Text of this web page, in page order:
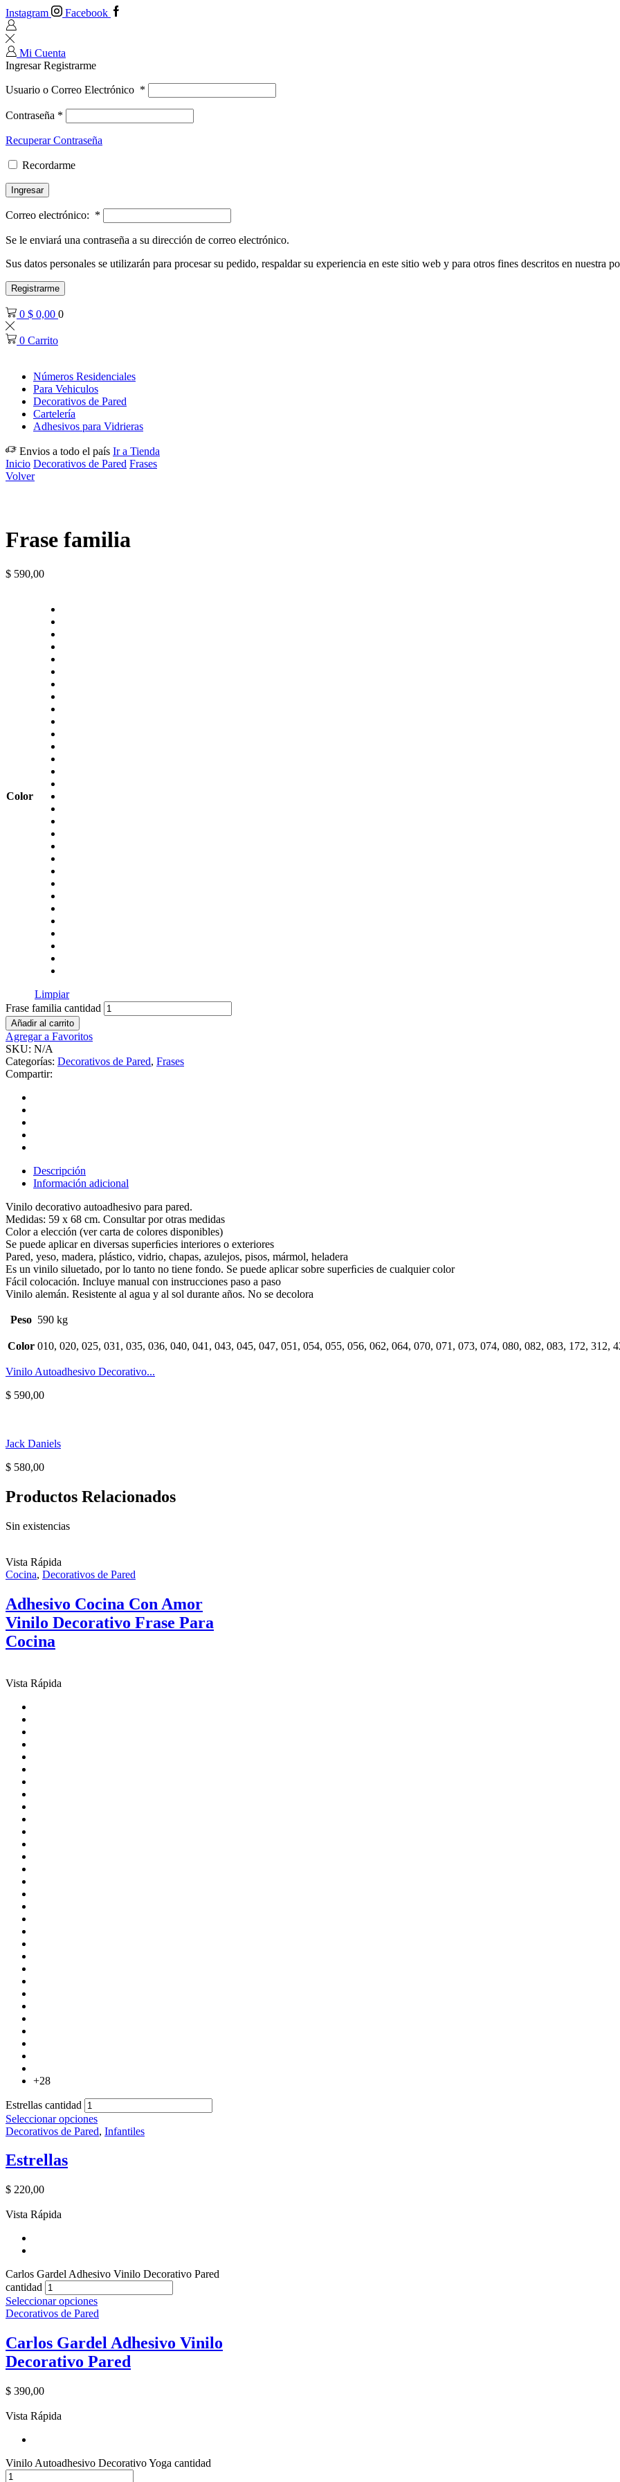
Instagram Facebook
Mi Cuenta
IngresarRegistrarme
Usuario o Correo Electrónico *
Contraseña *
Recuperar Contraseña
Recordarme
Ingresar
Correo electrónico: *
Se le enviará una contraseña a su dirección de correo electrónico.
Sus datos personales se utilizarán para procesar su pedido, respaldar su experiencia en este sitio web y para otros fines descritos en nuestra
Registrarme
0 $ 0,00 0
0 Carrito
Números Residenciales
Para Vehiculos
Decorativos de Pared
Cartelería
Adhesivos para Vidrieras
Envios a todo el país Ir a Tienda
Inicio Decorativos de Pared Frases
Volver
Frase familia
$ 590,00
Color
Limpiar
Frase familia cantidad
Añadir al carrito
Agregar a Favoritos
SKU: N/A
Categorías: Decorativos de Pared, Frases
Compartir:
Descripción
Información adicional
Vinilo decorativo autoadhesivo para pared.
Medidas: 59 x 68 cm. Consultar por otras medidas
Color a elección (ver carta de colores disponibles)
Se puede aplicar en diversas superﬁcies interiores o exteriores
Pared, yeso, madera, plástico, vidrio, chapas, azulejos, pisos, mármol, heladera
Es un vinilo siluetado, por lo tanto no tiene fondo. Se puede aplicar sobre superﬁcies de cualquier color
Fácil colocación. Incluye manual con instrucciones paso a paso
Vinilo alemán. Resistente al agua y al sol durante años. No se decolora
Peso 590 kg
Color 010, 020, 025, 031, 035, 036, 040, 041, 043, 045, 047, 051, 054, 055, 056, 062, 064, 070, 071, 073, 074, 080, 082, 083, 172, 312,
Vinilo Autoadhesivo Decorativo...
$ 590,00
Jack Daniels
$ 580,00
Productos Relacionados
Sin existencias
Vista Rápida
Cocina, Decorativos de Pared
Adhesivo Cocina Con Amor
Vinilo Decorativo Frase Para
Cocina
Vista Rápida
+28
Estrellas cantidad
Seleccionar opciones
Decorativos de Pared, Infantiles
Estrellas
$ 220,00
Vista Rápida
Carlos Gardel Adhesivo Vinilo Decorativo Pared
cantidad
Seleccionar opciones
Decorativos de Pared
Carlos Gardel Adhesivo Vinilo
Decorativo Pared
$ 390,00
Vista Rápida
Vinilo Autoadhesivo Decorativo Yoga cantidad